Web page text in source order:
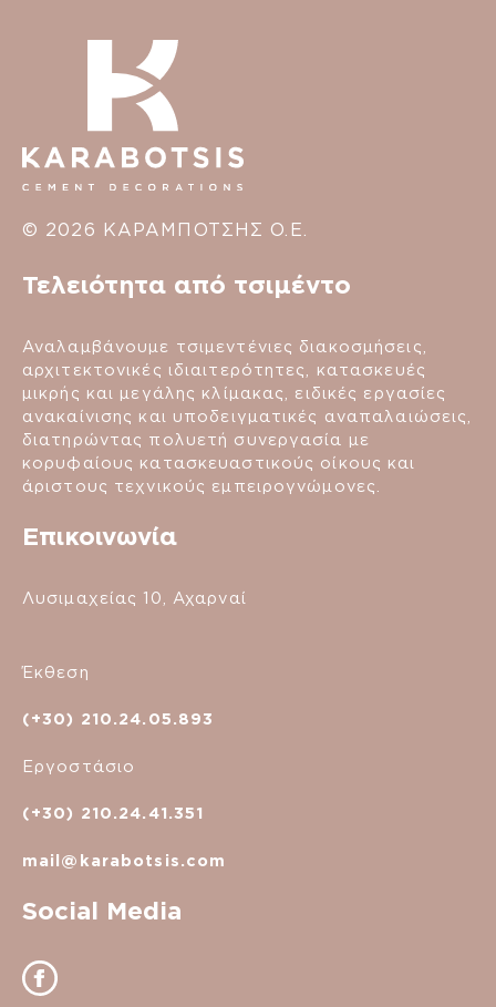
© 2026 ΚΑΡΑΜΠΟΤΣΗΣ Ο.Ε.
Τελειότητα από τσιμέντο
Αναλαμβάνουμε τσιμεντένιες διακοσμήσεις,
αρχιτεκτονικές ιδιαιτερότητες, κατασκευές
μικρής και μεγάλης κλίμακας, ειδικές εργασίες
ανακαίνισης και υποδειγματικές αναπαλαιώσεις,
διατηρώντας πολυετή συνεργασία με
κορυφαίους κατασκευαστικούς οίκους και
άριστους τεχνικούς εμπειρογνώμονες.
Επικοινωνία
Λυσιμαχείας 10, Αχαρναί
Έκθεση
(+30) 210.24.05.893
Εργοστάσιο
(+30) 210.24.41.351
mail@karabotsis.com
Social Media